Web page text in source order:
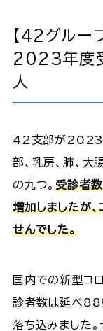
【42グルー
2023年度
人
42支部が2023
部、乳房、肺、大
の九つ。受診者
増加しましたが
せんでした。
国内での新型コ
診者数は延べ
落ち込みました